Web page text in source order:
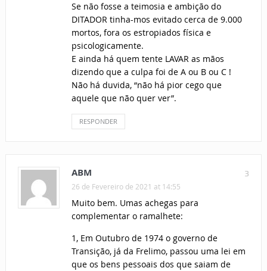
Se não fosse a teimosia e ambição do
DITADOR tinha-mos evitado cerca de 9.000
mortos, fora os estropiados física e
psicologicamente.
E ainda há quem tente LAVAR as mãos
dizendo que a culpa foi de A ou B ou C !
Não há duvida, “não há pior cego que
aquele que não quer ver”.
RESPONDER
3
ABM
26 de Fevereiro de 2021 at 14:55
Muito bem. Umas achegas para
complementar o ramalhete:
1, Em Outubro de 1974 o governo de
Transição, já da Frelimo, passou uma lei em
que os bens pessoais dos que saiam de